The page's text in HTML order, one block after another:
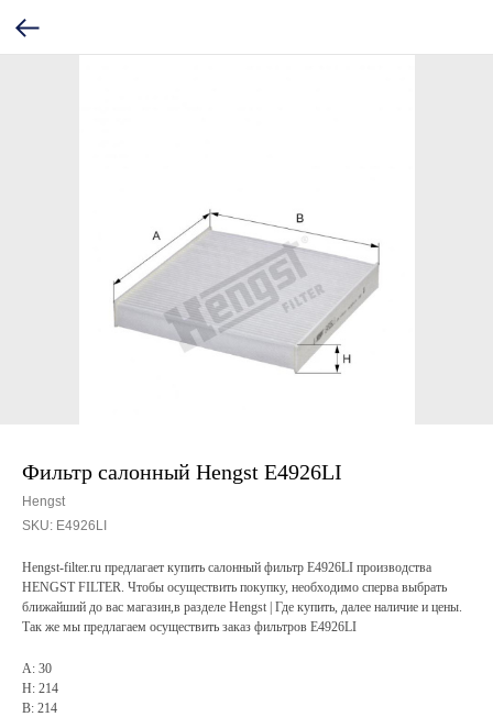
Фильтр салонный Hengst E4926LI
Hengst
SKU: E4926LI
Hengst-filter.ru предлагает купить салонный фильтр E4926LI производства
HENGST FILTER. Чтобы осуществить покупку, необходимо сперва выбрать
ближайший до вас магазин,в разделе Hengst | Где купить, далее наличие и цены.
Так же мы предлагаем осуществить заказ фильтров E4926LI
A: 30
H: 214
B: 214